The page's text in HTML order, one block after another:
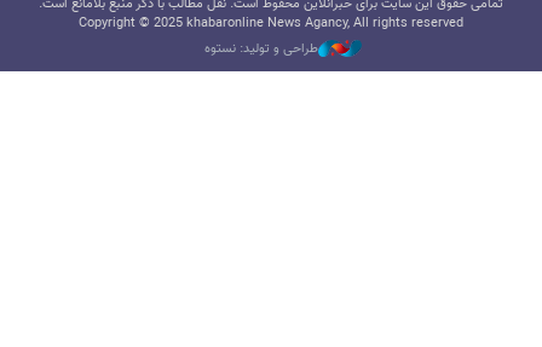
Copyright © 2025 khabaronline News Agancy, All rights reserved
طراحی و تولید: نستوه